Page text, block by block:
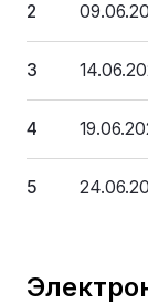
2
3
4
5